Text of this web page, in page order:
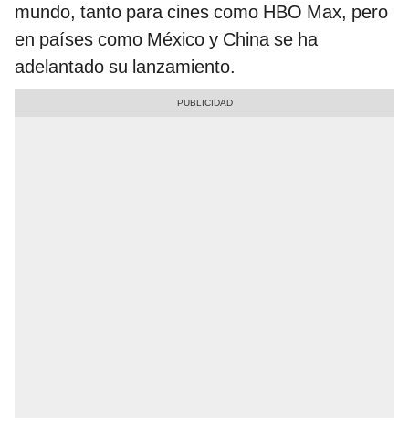
mundo, tanto para cines como HBO Max, pero
en países como México y China se ha
adelantado su lanzamiento.